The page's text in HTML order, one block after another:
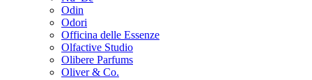
Odin
Odori
Officina delle Essenze
Olfactive Studio
Olibere Parfums
Oliver & Co.